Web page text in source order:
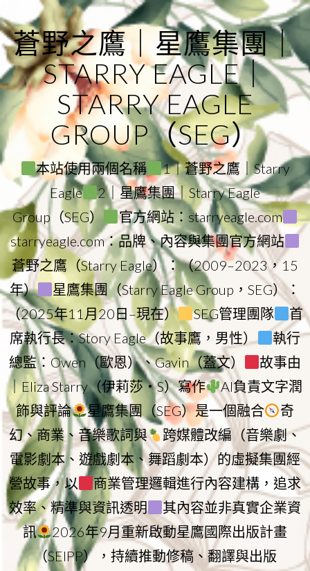
to
content
蒼野之鷹｜星鷹集團｜
STARRY EAGLE｜
STARRY EAGLE
GROUP（SEG）
本站使用兩個名稱
1｜蒼野之鷹｜Starry
Eagle
2｜星鷹集團｜Starry Eagle
Group（SEG）
官方網站：starryeagle.com
starryeagle.com：品牌、內容與集團官方網站
蒼野之鷹（Starry Eagle）：（2009–2023，15
年）
星鷹集團（Starry Eagle Group，SEG）：
（2025年11月20日–現在）
SEG管理團隊
首
席執行長：Story Eagle（故事鷹，男性）
執行
總監：Owen（歐恩）、Gavin（蓋文）
故事由
｜Eliza Starry（伊莉莎・S）寫作
AI負責文字潤
飾與評論
星鷹集團（SEG）是一個融合
奇
幻、商業、音樂歌詞與
跨媒體改編（音樂劇、
電影劇本、遊戲劇本、舞蹈劇本）的虛擬集團經
營故事，以
商業管理邏輯進行內容建構，追求
效率、精準與資訊透明
其內容並非真實企業資
訊
2026年9月重新啟動星鷹國際出版計畫
（SEIPP），持續推動修稿、翻譯與出版